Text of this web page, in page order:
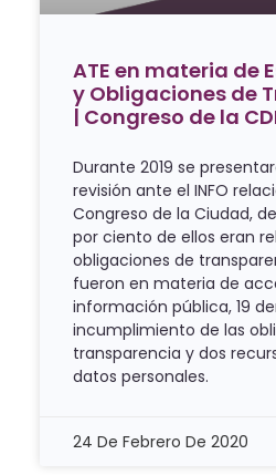
ATE en materia de
y Obligaciones de
| Congreso de la
Durante 2019 se
revisión ante el INFO
Congreso de la Ciudad,
por ciento de ellos eran
obligaciones de
fueron en materia de
información pública, 19
incumplimiento de las
transparencia y dos
datos personales.
24 De Febrero De 2020